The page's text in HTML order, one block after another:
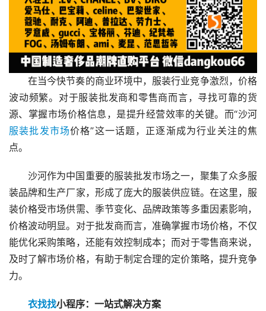
在当今快节奏的商业环境中，服装行业竞争激烈，价格
波动频繁。对于服装批发商和零售商而言，寻找可靠的货
源、掌握市场价格信息，是提升经营效率的关键。而“沙河
服装批发市场价格”这一话题，正逐渐成为行业关注的焦
点。
沙河作为中国重要的服装批发市场之一，聚集了众多服
装品牌和生产厂家，形成了庞大的服装供应链。在这里，服
装价格受市场供需、季节变化、品牌政策等多重因素影响，
价格波动明显。对于批发商而言，准确掌握市场价格，不仅
能优化采购策略，还能有效控制成本；而对于零售商来说，
及时了解市场价格，有助于制定合理的定价策略，提升竞争
力。
衣找找小程序：一站式解决方案